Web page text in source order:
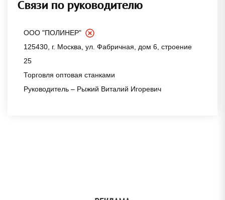
Связи по руководителю
ООО "ПОЛИНЕР"
125430, г. Москва, ул. Фабричная, дом 6, строение
25
Торговля оптовая станками
Руководитель – Рыжий Виталий Игоревич